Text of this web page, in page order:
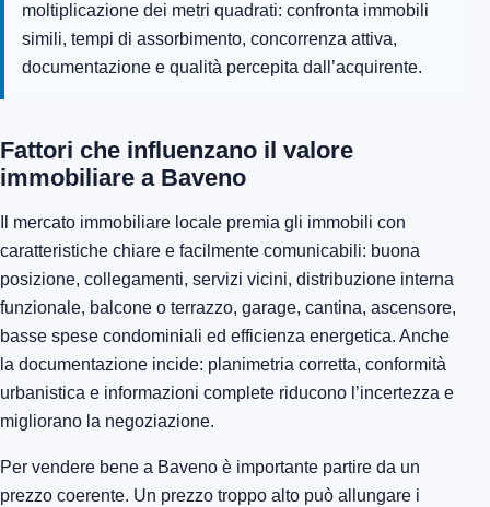
moltiplicazione dei metri quadrati: confronta immobili
simili, tempi di assorbimento, concorrenza attiva,
documentazione e qualità percepita dall’acquirente.
Fattori che influenzano il valore
immobiliare a Baveno
Il mercato immobiliare locale premia gli immobili con
caratteristiche chiare e facilmente comunicabili: buona
posizione, collegamenti, servizi vicini, distribuzione interna
funzionale, balcone o terrazzo, garage, cantina, ascensore,
basse spese condominiali ed efficienza energetica. Anche
la documentazione incide: planimetria corretta, conformità
urbanistica e informazioni complete riducono l’incertezza e
migliorano la negoziazione.
Per vendere bene a Baveno è importante partire da un
prezzo coerente. Un prezzo troppo alto può allungare i